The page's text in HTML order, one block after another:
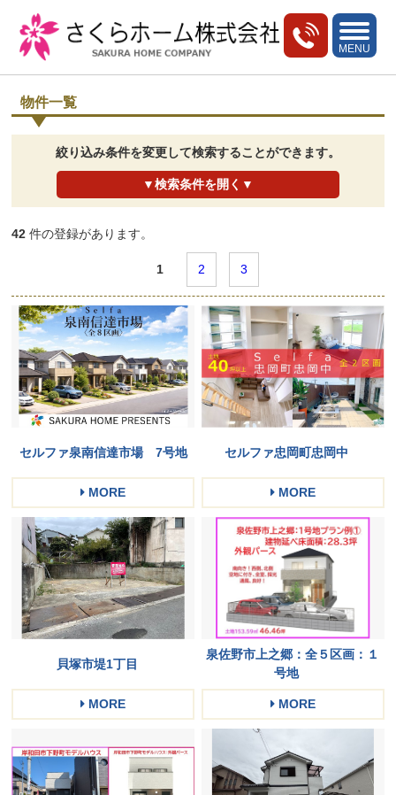
toggle
MENU
物件一覧
絞り込み条件を変更して検索することができます。
▼検索条件を開く▼
42 件の登録があります。
1 2 3
セルファ泉南信達市場 7号地
MORE
セルファ忠岡町忠岡中
MORE
貝塚市堤1丁目
MORE
泉佐野市上之郷：全５区画：１
号地
MORE